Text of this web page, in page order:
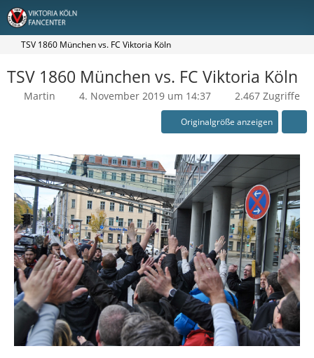
TSV 1860 München vs. FC Viktoria Köln
TSV 1860 München vs. FC Viktoria Köln
Martin 4. November 2019 um 14:37 2.467 Zugriffe
Originalgröße anzeigen